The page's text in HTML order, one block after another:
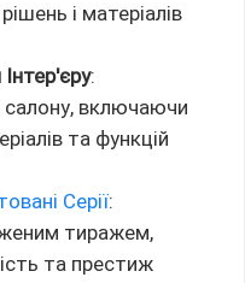
і матеріалів
:
салону, включаючи
та функцій
Серії:
тиражем,
та престиж